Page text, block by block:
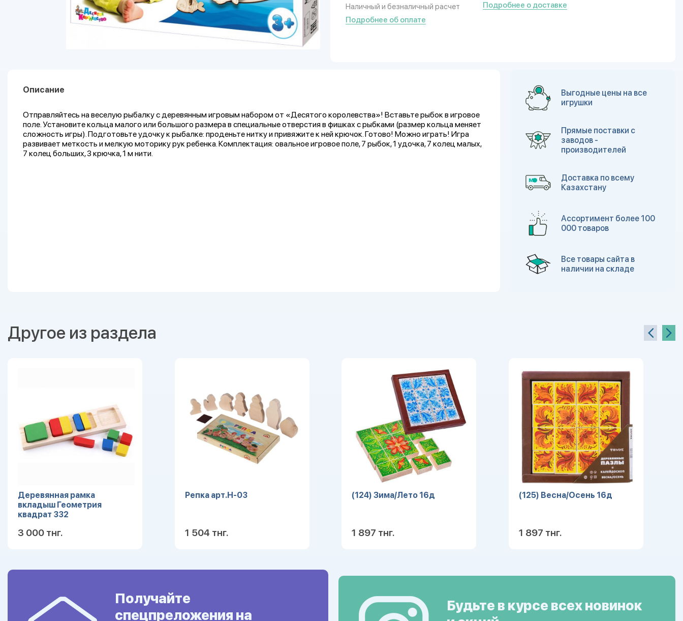
Наличный и безналичный расчет
Подробнее об оплате
Подробнее о доставке
Описание
Отправляйтесь на веселую рыбалку с деревянным игровым набором от «Десятого королевства»! Вставьте рыбок в игровое
поле. Установите кольца малого или большого размера в специальные отверстия в фишках с рыбками (размер кольца меняет
сложность игры). Подготовьте удочку к рыбалке: проденьте нитку и привяжите к ней крючок. Готово! Можно играть! Игра
развивает меткость и мелкую моторику рук ребенка. Комплектация: овальное игровое поле, 7 рыбок, 1 удочка, 7 колец малых,
7 колец больших, 3 крючка, 1 м нити.
Выгодные цены на все
игрушки
Прямые поставки с
заводов -
производителей
Доставка по всему
Казахстану
Ассортимент более 100
000 товаров
Все товары сайта в
наличии на складе
Другое из раздела
Деревянная рамка
вкладыш Геометрия
квадрат 332
3 000 тнг.
Репка арт.Н-03
1 504 тнг.
(124) Зима/Лето 16д
1 897 тнг.
(125) Весна/Осень 16д
1 897 тнг.
Получайте
спецпреложения на
Будьте в курсе всех новинок